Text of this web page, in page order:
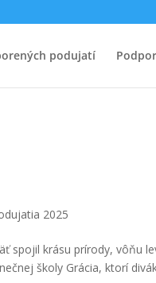
podujatí
2025
spojil krásu prírody, vôňu
školy Grácia, ktorí